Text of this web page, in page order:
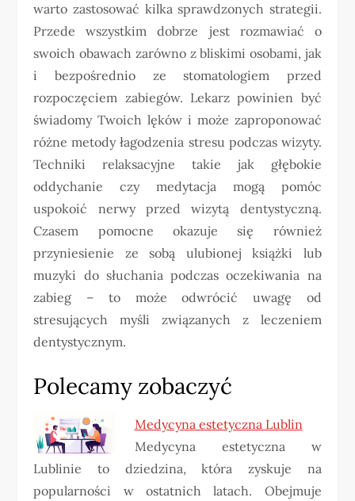
warto zastosować kilka sprawdzonych strategii.
Przede wszystkim dobrze jest rozmawiać o
swoich obawach zarówno z bliskimi osobami, jak
i bezpośrednio ze stomatologiem przed
rozpoczęciem zabiegów. Lekarz powinien być
świadomy Twoich lęków i może zaproponować
różne metody łagodzenia stresu podczas wizyty.
Techniki relaksacyjne takie jak głębokie
oddychanie czy medytacja mogą pomóc
uspokoić nerwy przed wizytą dentystyczną.
Czasem pomocne okazuje się również
przyniesienie ze sobą ulubionej książki lub
muzyki do słuchania podczas oczekiwania na
zabieg – to może odwrócić uwagę od
stresujących myśli związanych z leczeniem
dentystycznym.
Polecamy zobaczyć
Medycyna estetyczna Lublin
Medycyna estetyczna w
Lublinie to dziedzina, która zyskuje na
popularności w ostatnich latach. Obejmuje